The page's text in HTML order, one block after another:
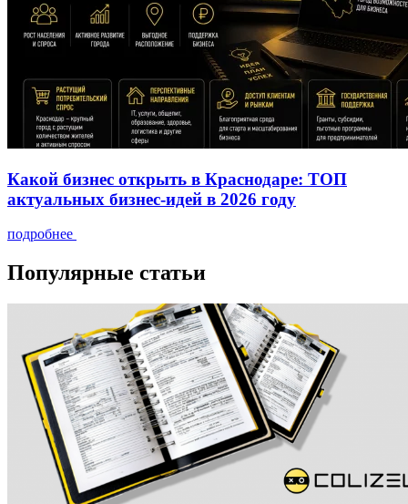
Какой бизнес открыть в Краснодаре: ТОП
актуальных бизнес-идей в 2026 году
подробнее
Популярные статьи